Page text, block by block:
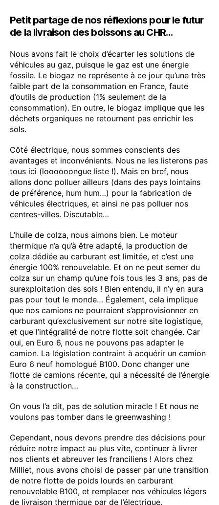
Petit partage de nos réflexions pour le futur
de la livraison des boissons au CHR…
Nous avons fait le choix d’écarter les solutions de
véhicules au gaz, puisque le gaz est une énergie
fossile. Le biogaz ne représente à ce jour qu’une très
faible part de la consommation en France, faute
d’outils de production (1% seulement de la
consommation). En outre, le biogaz implique que les
déchets organiques ne retournent pas enrichir les
sols.
Côté électrique, nous sommes conscients des
avantages et inconvénients. Nous ne les listerons pas
tous ici (loooooongue liste !). Mais en bref, nous
allons donc polluer ailleurs (dans des pays lointains
de préférence, hum hum…) pour la fabrication de
véhicules électriques, et ainsi ne pas polluer nos
centres-villes. Discutable…
L’huile de colza, nous aimons bien. Le moteur
thermique n’a qu’à être adapté, la production de
colza dédiée au carburant est limitée, et c’est une
énergie 100% renouvelable. Et on ne peut semer du
colza sur un champ qu’une fois tous les 3 ans, pas de
surexploitation des sols ! Bien entendu, il n’y en aura
pas pour tout le monde… Également, cela implique
que nos camions ne pourraient s’approvisionner en
carburant qu’exclusivement sur notre site logistique,
et que l’intégralité de notre flotte soit changée. Car
oui, en Euro 6, nous ne pouvons pas adapter le
camion. La législation contraint à acquérir un camion
Euro 6 neuf homologué B100. Donc changer une
flotte de camions récente, qui a nécessité de l’énergie
à la construction…
On vous l’a dit, pas de solution miracle ! Et nous ne
voulons pas tomber dans le greenwashing !
Cependant, nous devons prendre des décisions pour
réduire notre impact au plus vite, continuer à livrer
nos clients et abreuver les franciliens ! Alors chez
Milliet, nous avons choisi de passer par une transition
de notre flotte de poids lourds en carburant
renouvelable B100, et remplacer nos véhicules légers
de livraison thermique par de l’électrique.